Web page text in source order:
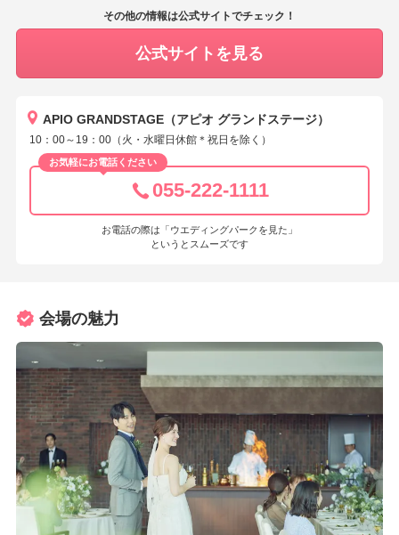
その他の情報は公式サイトでチェック！
公式サイトを見る
APIO GRANDSTAGE（アピオ グランドステージ）
10：00～19：00（火・水曜日休館＊祝日を除く）
お気軽にお電話ください
055-222-1111
お電話の際は「ウエディングパークを見た」
というとスムーズです
会場の魅力